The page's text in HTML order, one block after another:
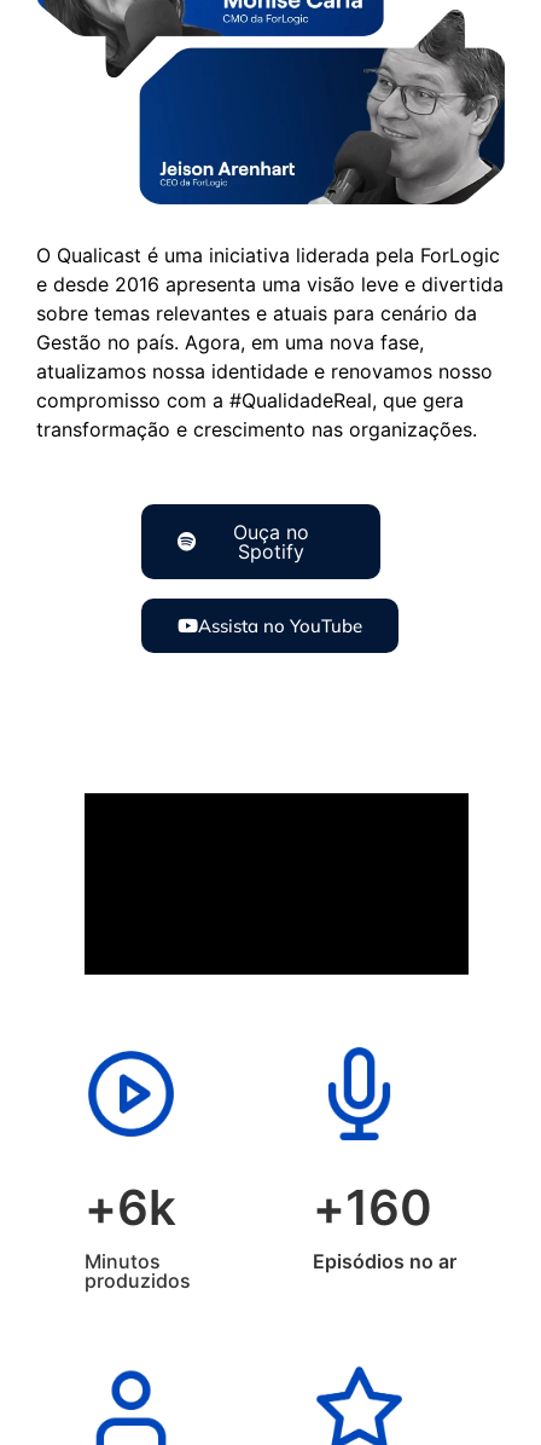
O Qualicast é uma iniciativa liderada pela ForLogic
e desde 2016 apresenta uma visão leve e divertida
sobre temas relevantes e atuais para cenário da
Gestão no país. Agora, em uma nova fase,
atualizamos nossa identidade e renovamos nosso
compromisso com a #QualidadeReal, que gera
transformação e crescimento nas organizações.
Ouça no
Spotify
Assista no YouTube
+6k
Minutos
produzidos
+160
Episódios no ar